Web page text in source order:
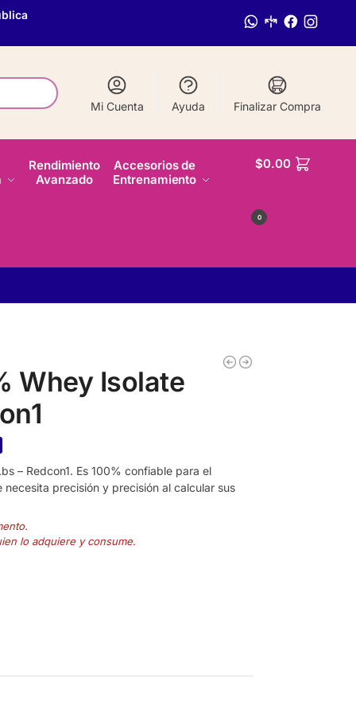
Mi Cuenta Ayuda Finalizar Compra
Rendimiento
Avanzado
Accesorios de
Entrenamiento
$0.00
0
Whey Isolate
– Redcon1. Es 100% confiable para el
precisión y precisión al calcular sus
lo adquiere y consume.